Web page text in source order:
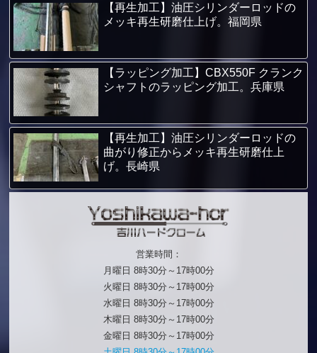
【再生加工】油圧シリンダーロッドの
メッキ再生研磨仕上げ。福岡県
【ラッピング加工】CBX550F クランク
シャフトのラッピング加工。兵庫県
【再生加工】油圧シリンダーロッドの
曲がり修正からメッキ再生研磨仕上
げ。長崎県
営業時間：
月曜日 8時30分～17時00分
火曜日 8時30分～17時00分
水曜日 8時30分～17時00分
木曜日 8時30分～17時00分
金曜日 8時30分～17時00分